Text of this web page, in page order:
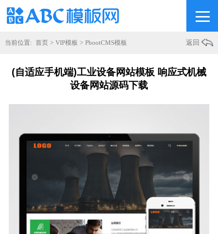
当前位置: 首页 > VIP模板 > PbootCMS模板 返回
(自适应手机端)工业设备网站模板 响应式机械
设备网站源码下载